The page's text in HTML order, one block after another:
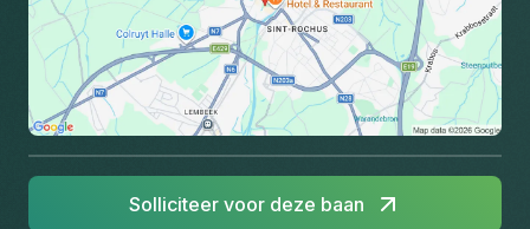
Solliciteer voor deze baan